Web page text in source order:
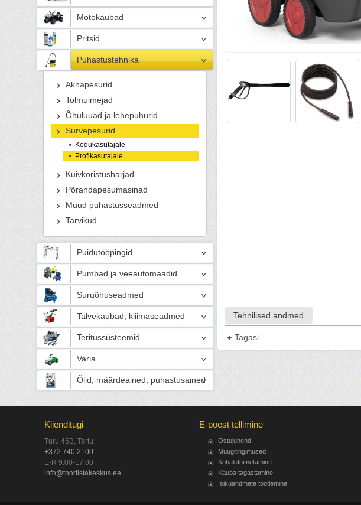
Motokaubad
Pritsid
Puhastustehnika
Aknapesurid
Tolmuimejad
Õhuluuad ja lehepuhurid
Survepesurid
Kodukasutajale
Profikasutajale
Kuivkoristusharjad
Põrandapesumasinad
Muud puhastusseadmed
Tarvikud
Puidutööpingid
Pumbad ja veeautomaadid
Suruõhuseadmed
Talvekaubad, kliimaseadmed
Teritussüsteemid
Varia
Õlid, määrdeained, puhastusained
Tehnilised andmed
Tagasi
Klienditugi
Turu 45B, Tartu
+372 740 2100
E-R 9.00-17.00
info@tooriistakeskus.ee
E-poest tellimine
Ostujuhend
Müügitingimused
Kohaletoimetamine
Kauba tagastamine
Isikuandmete töötlemine